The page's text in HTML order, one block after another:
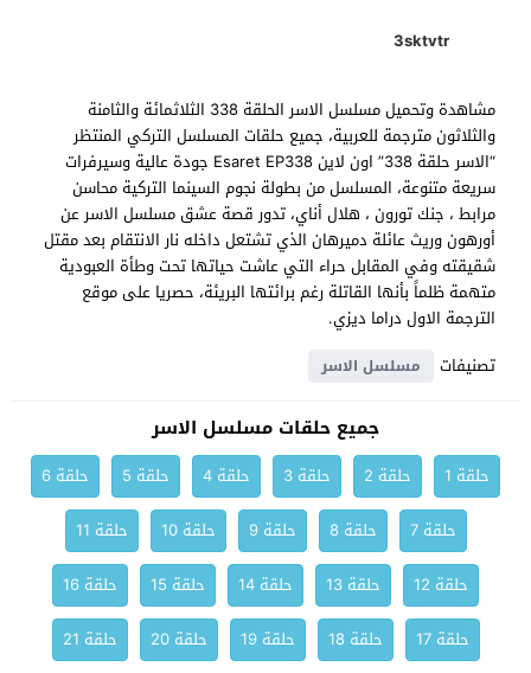
3sktvtr
مشاهدة وتحميل مسلسل الاسر الحلقة 338 الثلاثمائة والثامنة
والثلاثون مترجمة للعربية، جميع حلقات المسلسل التركي المنتظر
“الاسر حلقة 338” اون لاين Esaret EP338 جودة عالية وسيرفرات
سريعة متنوعة، المسلسل من بطولة نجوم السينما التركية محاسن
مرابط ، جنك تورون ، هلال أناي، تدور قصة عشق مسلسل الاسر عن
أورهون وريث عائلة دميرهان الذي تشتعل داخله نار الانتقام بعد مقتل
شقيقته وفي المقابل حراء التي عاشت حياتها تحت وطأة العبودية
متهمة ظلماً بأنها القاتلة رغم برائتها البريئة، حصريا على موقع
الترجمة الاول دراما ديزي.
تصنيفات
مسلسل الاسر
جميع حلقات مسلسل الاسر
حلقة 1 حلقة 2 حلقة 3 حلقة 4 حلقة 5
حلقة 6
حلقة 7
حلقة 8 حلقة 9 حلقة 10
حلقة 11
حلقة 12
حلقة 13 حلقة 14 حلقة 15
حلقة 16
حلقة 17
حلقة 18 حلقة 19 حلقة 20
حلقة 21